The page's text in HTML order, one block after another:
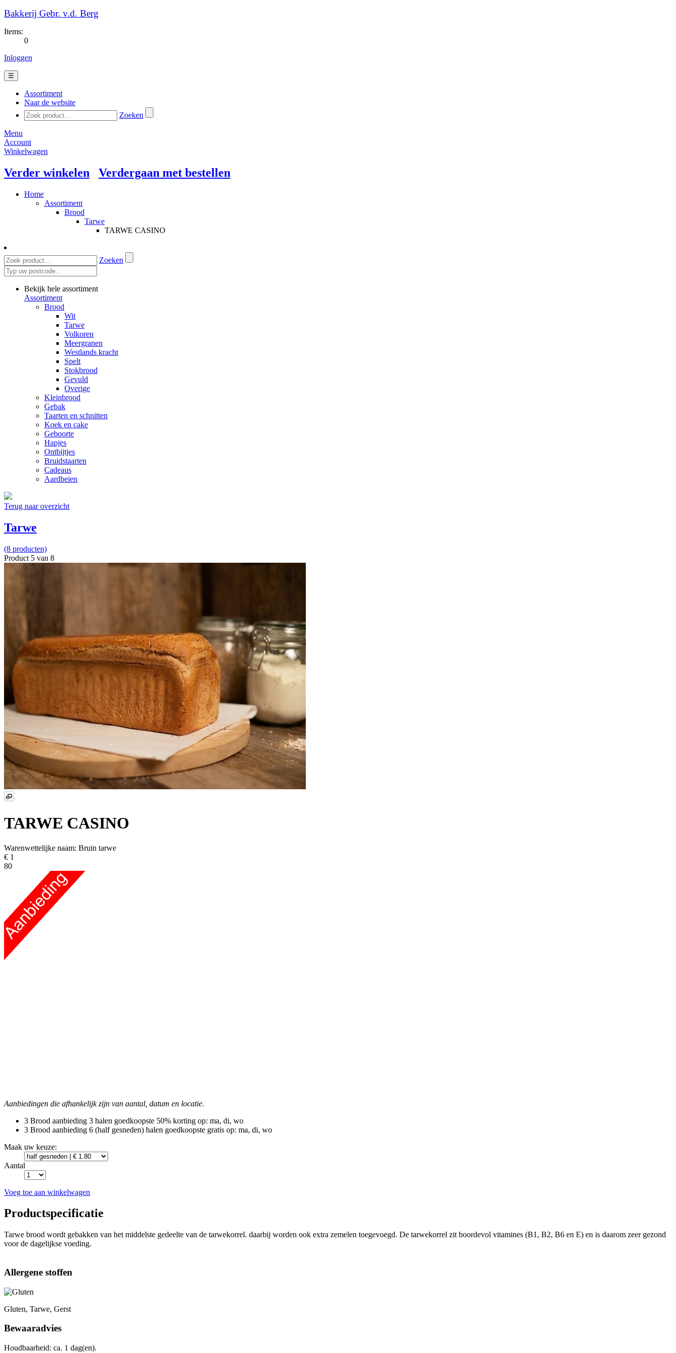
Bakkerij Gebr. v.d. Berg
Items:
0
Inloggen
☰
Assortiment
Naar de website
Zoeken
Menu
Account
Winkelwagen
Verder winkelen Verdergaan met bestellen
Home
Assortiment
Brood
Tarwe
TARWE CASINO
Zoeken
Bekijk hele assortiment
Assortiment
Brood
Wit
Tarwe
Volkoren
Meergranen
Westlands kracht
Spelt
Stokbrood
Gevuld
Overige
Kleinbrood
Gebak
Taarten en schnitten
Koek en cake
Geboorte
Hapjes
Ontbijtjes
Bruidstaarten
Cadeaus
Aardbeien
Terug naar overzicht
Tarwe
(8 producten)
Product 5 van 8
TARWE CASINO
Warenwettelijke naam: Bruin tarwe
€ 1
80
Aanbiedingen die afhankelijk zijn van aantal, datum en locatie.
3 Brood aanbieding 3 halen goedkoopste 50% korting op: ma, di, wo
3 Brood aanbieding 6 (half gesneden) halen goedkoopste gratis op: ma, di, wo
Maak uw keuze:
Aantal
Voeg toe aan winkelwagen
Productspecificatie
Tarwe brood wordt gebakken van het middelste gedeelte van de tarwekorrel. daarbij worden ook extra zemelen toegevoegd. De tarwekorrel zit boordevol vitamines (B1, B2, B6 en E) en is daarom zeer gezond
voor de dagelijkse voeding.
Allergene stoffen
Gluten, Tarwe, Gerst
Bewaaradvies
Houdbaarheid: ca. 1 dag(en).